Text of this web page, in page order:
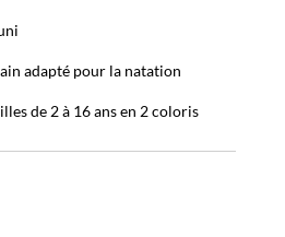
adapté pour la natation
de 2 à 16 ans en 2 coloris